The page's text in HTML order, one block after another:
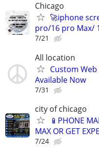
Chicago
🚀iphone
pro/16 pro Max/
7/21
All location
Custom
Available Now
7/31
city of chicago
📱PHONE
MAX OR GET
7/24